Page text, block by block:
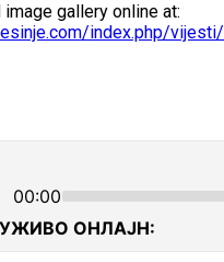
gallery online at:
index.php/